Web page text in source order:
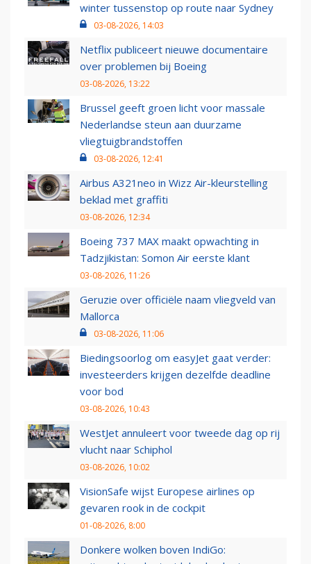
winter tussenstop op route naar Sydney
03-08-2026, 14:03
Netflix publiceert nieuwe documentaire
over problemen bij Boeing
03-08-2026, 13:22
Brussel geeft groen licht voor massale
Nederlandse steun aan duurzame
vliegtuigbrandstoffen
03-08-2026, 12:41
Airbus A321neo in Wizz Air-kleurstelling
beklad met graffiti
03-08-2026, 12:34
Boeing 737 MAX maakt opwachting in
Tadzjikistan: Somon Air eerste klant
03-08-2026, 11:26
Geruzie over officiële naam vliegveld van
Mallorca
03-08-2026, 11:06
Biedingsoorlog om easyJet gaat verder:
investeerders krijgen dezelfde deadline
voor bod
03-08-2026, 10:43
WestJet annuleert voor tweede dag op rij
vlucht naar Schiphol
03-08-2026, 10:02
VisionSafe wijst Europese airlines op
gevaren rook in de cockpit
01-08-2026, 8:00
Donkere wolken boven IndiGo: